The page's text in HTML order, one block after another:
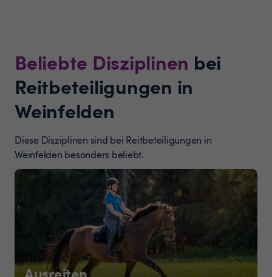
Beliebte Disziplinen bei
Reitbeteiligungen in
Weinfelden
Diese Disziplinen sind bei Reitbeteiligungen in
Weinfelden besonders beliebt.